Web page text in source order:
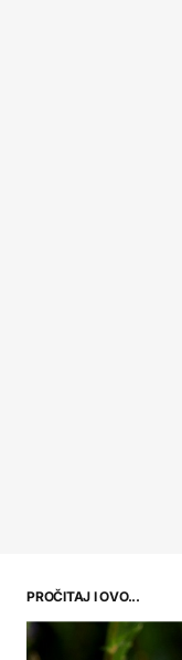
PROČITAJ I OVO...